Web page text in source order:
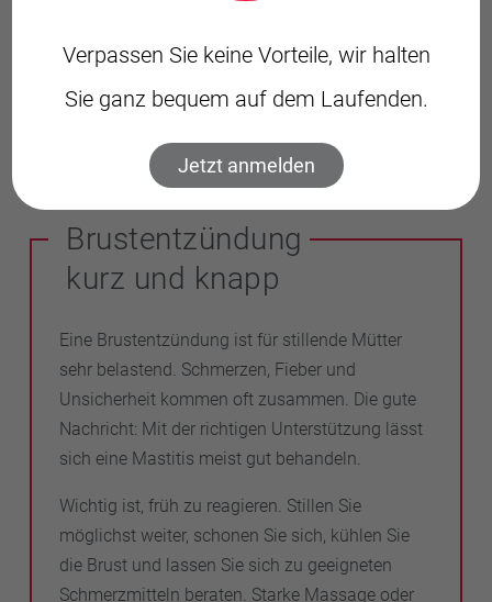
passenden Stilleinlagen
Brustentzündung gibt es unter anderem beim Netzwerk
„Gesund ins Leben“oder beimDeutschen Hebammen-
Brustentzündung
kurz und knapp
Eine Brustentzündung ist für stillende Mütter
sehr belastend. Schmerzen, Fieber und
Unsicherheit kommen oft zusammen. Die gute
Nachricht: Mit der richtigen Unterstützung lässt
sich eine Mastitis meist gut behandeln.
Wichtig ist, früh zu reagieren. Stillen Sie
möglichst weiter, schonen Sie sich, kühlen Sie
die Brust und lassen Sie sich zu geeigneten
Schmerzmitteln beraten. Starke Massage oder
Verpassen Sie keine Vorteile, wir halten
Sie ganz bequem auf dem Laufenden.
Jetzt anmelden